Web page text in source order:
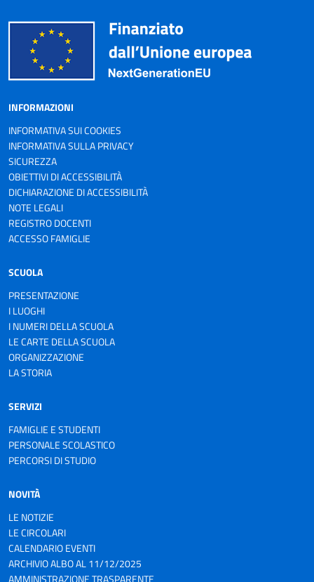
INFORMAZIONI
INFORMATIVA SUI COOKIES
INFORMATIVA SULLA PRIVACY
SICUREZZA
OBIETTIVI DI ACCESSIBILITÀ
DICHIARAZIONE DI ACCESSIBILITÀ
NOTE LEGALI
REGISTRO DOCENTI
ACCESSO FAMIGLIE
SCUOLA
PRESENTAZIONE
I LUOGHI
I NUMERI DELLA SCUOLA
LE CARTE DELLA SCUOLA
ORGANIZZAZIONE
LA STORIA
SERVIZI
FAMIGLIE E STUDENTI
PERSONALE SCOLASTICO
PERCORSI DI STUDIO
NOVITÀ
LE NOTIZIE
LE CIRCOLARI
CALENDARIO EVENTI
ARCHIVIO ALBO AL 11/12/2025
AMMINISTRAZIONE TRASPARENTE